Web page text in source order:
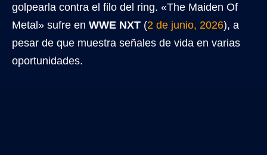
golpearla contra el filo del ring. «The Maiden Of
Metal» sufre en WWE NXT (2 de junio, 2026), a
pesar de que muestra señales de vida en varias
oportunidades.